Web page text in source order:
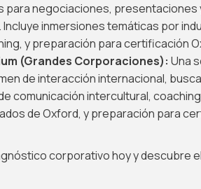
para negociaciones,
inmersiones temáticas por
y preparación para certificación
(Grandes Corporaciones): Una
de interacción internacional,
comunicación intercultural,
de Oxford, y preparación para
corporativo hoy y descubre